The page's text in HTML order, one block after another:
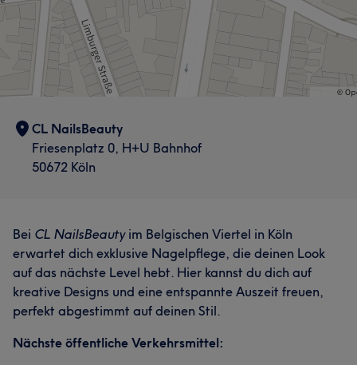
CL NailsBeauty
Friesenplatz 0, H+U Bahnhof
50672 Köln
Bei CL NailsBeautyim Belgischen Viertel in Köln
erwartet dich exklusive Nagelpflege, die deinen Look
auf das nächste Level hebt. Hier kannst du dich auf
kreative Designs und eine entspannte Auszeit freuen,
perfekt abgestimmt auf deinen Stil.
Nächste öffentliche Verkehrsmittel: